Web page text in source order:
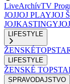
LiveArchívTV
JOJJOJ PLAYJOJ
JOJKASTINGY
LIFESTYLE
ŽENSKÉ
LIFESTYLE
ŽENSKÉ
SPRAVODAJSTVO